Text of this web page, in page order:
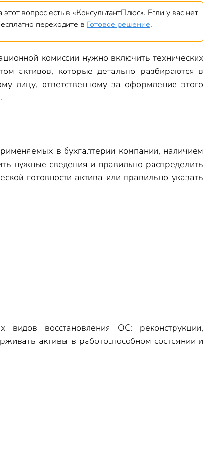
вопрос есть в «КонсультантПлюс». Если у вас нет
переходите в Готовое решение.
комиссии нужно включить технических
активов, которые детально разбираются в
лицу, ответственному за оформление этого
в бухгалтерии компании, наличием
нужные сведения и правильно распределить
готовности актива или правильно указать
восстановления ОС: реконструкции,
активы в работоспособном состоянии и